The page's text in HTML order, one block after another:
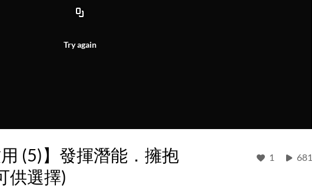
Try again
(5)】發揮潛能．擁抱
供選擇)
1 681